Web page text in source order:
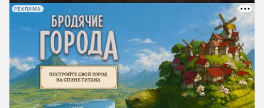
РЕКЛАМА